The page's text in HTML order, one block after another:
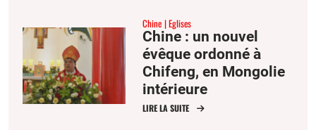
Chine Eglises
Chine : un nouvel
évêque ordonné à
Chifeng, en Mongolie
intérieure
LIRE LA SUITE